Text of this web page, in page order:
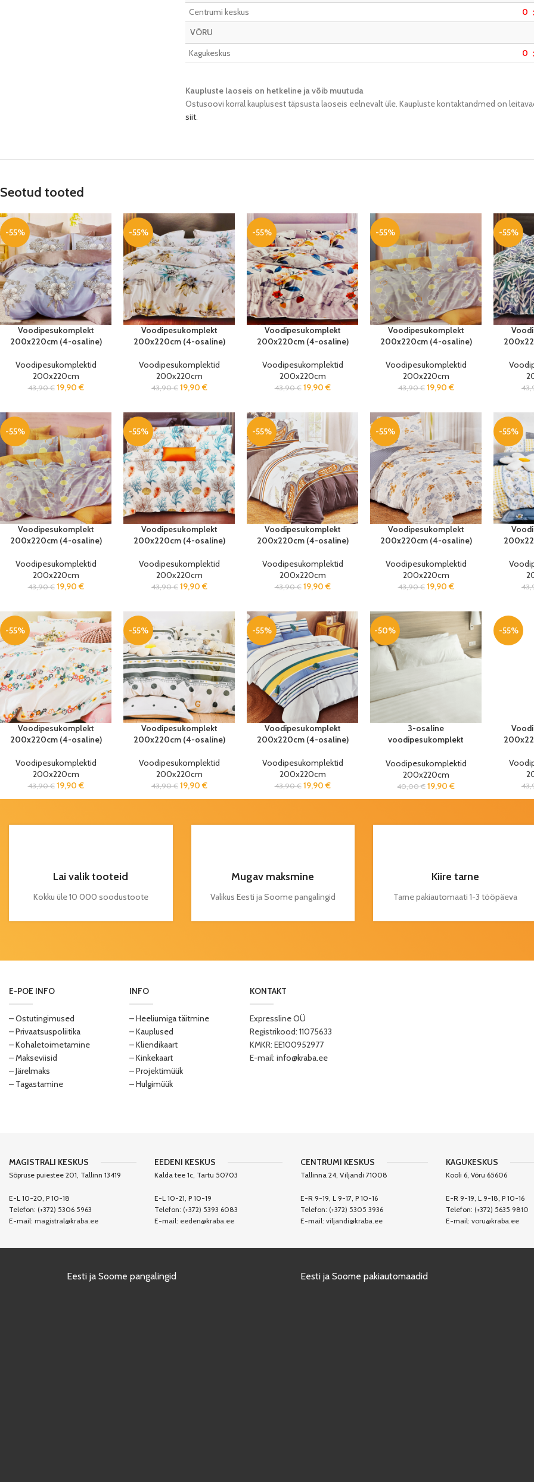
Centrumi keskus
0
VÕRU
Kagukeskus
0
Kaupluste laoseis on hetkeline ja võib muutuda​
Ostusoovi korral kauplusest täpsusta laoseis eelnevalt üle. Kaupluste kontaktandmed on
siit.
Seotud tooted
-55%
Voodipesukomplekt
200x220cm (4-osaline)
Voodipesukomplektid
200x220cm
43,90€ 19,90 €
-55%
Voodipesukomplekt
200x220cm (4-osaline)
Voodipesukomplektid
200x220cm
43,90€ 19,90 €
-55%
Voodipesukomplekt
200x220cm (4-osaline)
Voodipesukomplektid
200x220cm
43,90€ 19,90 €
-55%
Voodipesukomplekt
200x220cm (4-osaline)
Voodipesukomplektid
200x220cm
43,90€ 19,90 €
-55%
-55%
Voodipesukomplekt
200x220cm (4-osaline)
Voodipesukomplektid
200x220cm
43,90€ 19,90 €
-55%
Voodipesukomplekt
200x220cm (4-osaline)
Voodipesukomplektid
200x220cm
43,90€ 19,90 €
-55%
Voodipesukomplekt
200x220cm (4-osaline)
Voodipesukomplektid
200x220cm
43,90€ 19,90 €
-55%
Voodipesukomplekt
200x220cm (4-osaline)
Voodipesukomplektid
200x220cm
43,90€ 19,90 €
-55%
-55%
Voodipesukomplekt
200x220cm (4-osaline)
Voodipesukomplektid
200x220cm
43,90€ 19,90 €
-55%
Voodipesukomplekt
200x220cm (4-osaline)
Voodipesukomplektid
200x220cm
43,90€ 19,90 €
-55%
Voodipesukomplekt
200x220cm (4-osaline)
Voodipesukomplektid
200x220cm
43,90€ 19,90 €
-50%
3-osaline
voodipesukomplekt
200x220cm
Voodipesukomplektid
200x220cm
40,00€ 19,90 €
-55%
Lai valik tooteid
Kokku üle 10 000 soodustoote
Mugav maksmine
Valikus Eesti ja Soome pangalingid
Kiire tarne
Tarne pakiautomaati 1-3 tööpäeva
E-POE INFO
– Ostutingimused
– Privaatsuspoliitika
– Kohaletoimetamine
– Makseviisid
– Järelmaks
– Tagastamine
INFO
– Heeliumiga täitmine
– Kauplused
– Kliendikaart
– Kinkekaart
– Projektimüük
– Hulgimüük
KONTAKT
Expressline OÜ
Registrikood: 11075633
KMKR: EE100952977
E-mail: info@kraba.ee
MAGISTRALI KESKUS
Sõpruse puiestee 201, Tallinn 13419
E-L 10-20, P 10-18
Telefon: (+372) 5306 5963
E-mail: magistral@kraba.ee
EEDENI KESKUS
Kalda tee 1c, Tartu 50703
E-L 10-21, P 10-19
Telefon: (+372) 5393 6083
E-mail: eeden@kraba.ee
CENTRUMI KESKUS
Tallinna 24, Viljandi 71008
E-R 9-19, L 9-17, P 10-16
Telefon: (+372) 5305 3936
E-mail: viljandi@kraba.ee
KAGUKESKUS
Kooli 6, Võru 65606
E-R 9-19, L 9-18, P 10-16
Telefon: (+372) 5635 9810
E-mail:voru@kraba.ee
Eesti ja Soome pangalingid Eesti ja Soome pakiautomaadid